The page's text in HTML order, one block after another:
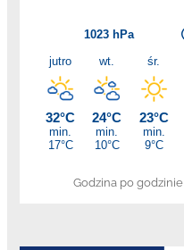
Godzina po godzinie